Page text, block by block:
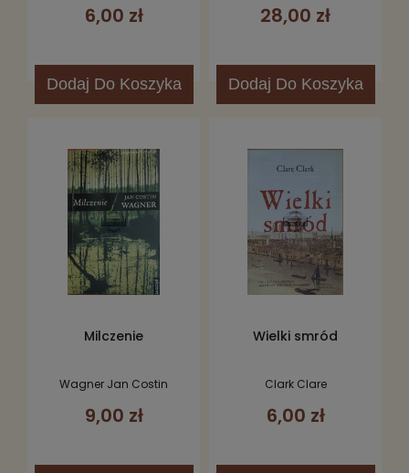
6,00 zł
Dodaj Do Koszyka
28,00 zł
Dodaj Do Koszyka
Milczenie
Wagner Jan Costin
9,00 zł
Wielki smród
Clark Clare
6,00 zł